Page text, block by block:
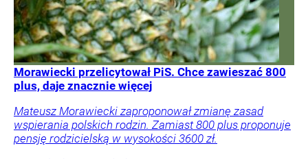
Morawiecki przelicytował PiS. Chce zawieszać 800
plus, daje znacznie więcej
Mateusz Morawiecki zaproponował zmianę zasad
wspierania polskich rodzin. Zamiast 800 plus proponuje
pensję rodzicielską w wysokości 3600 zł.